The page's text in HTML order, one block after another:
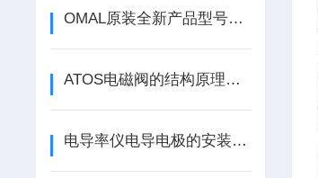
OMAL原装全新产品型号DA180411S F05-F07库存优惠出售
ATOS电磁阀的结构原理与液压系统控制应用
电导率仪电导电极的安装方法及使用